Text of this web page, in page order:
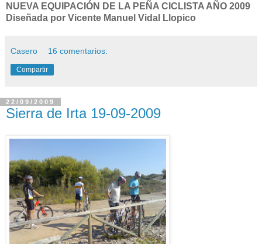
NUEVA EQUIPACIÓN DE LA PEÑA CICLISTA AÑO 2009
Diseñada por Vicente Manuel Vidal Llopico
Casero 16 comentarios:
Compartir
22/09/2009
Sierra de Irta 19-09-2009